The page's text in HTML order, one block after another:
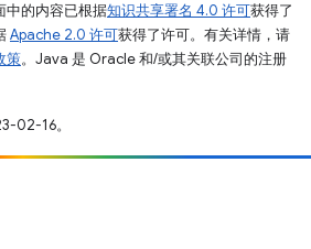
中的内容已根据知识共享署名 4.0 许可获得了
Apache 2.0 许可获得了许可。有关详情，请
策。Java 是 Oracle 和/或其关联公司的注册
02-16。